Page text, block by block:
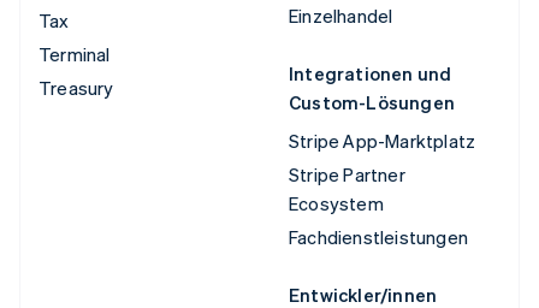
Tax
Terminal
Treasury
Einzelhandel
Integrationen und
Custom-Lösungen
Stripe App-Marktplatz
Stripe Partner
Ecosystem
Fachdienstleistungen
Entwickler/innen